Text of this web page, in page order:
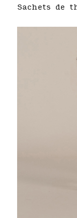
Sachets de